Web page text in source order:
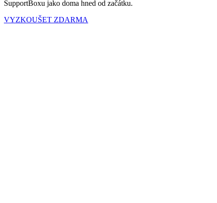
SupportBoxu jako doma hned od začátku.
VYZKOUŠET ZDARMA